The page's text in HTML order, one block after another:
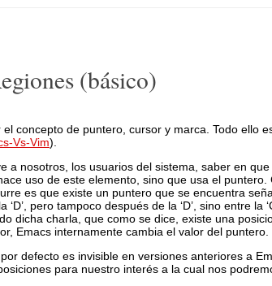
(básico)
concepto de puntero, cursor y marca. Todo ello
Vs-Vim).
a nosotros, los usuarios del sistema, saber en
uso de este elemento, sino que usa el
es que existe un puntero que se encuentra
pero tampoco después de la ‘D’, sino entre la
dicha charla, que como se dice, existe una
Emacs internamente cambia el valor del puntero.
defecto es invisible en versiones anteriores a
para nuestro interés a la cual nos